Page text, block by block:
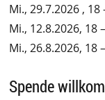
Mi., 29.7.2026 , 18
Mi., 12.8.2026, 18
Mi., 26.8.2026, 18
Spende